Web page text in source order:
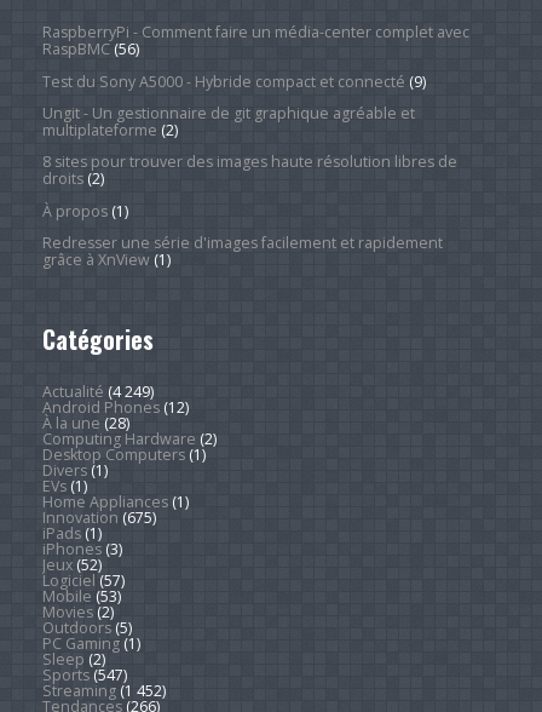
RaspberryPi - Comment faire un média-center complet avec
RaspBMC(56)
Test du Sony A5000 - Hybride compact et connecté (9)
Ungit - Un gestionnaire de git graphique agréable et
multiplateforme (2)
8 sites pour trouver des images haute résolution libres de
droits(2)
À propos(1)
Redresser une série d'images facilement et rapidement
grâce à XnView(1)
Catégories
Actualité (4 249)
Android Phones(12)
À la une (28)
Computing Hardware (2)
Desktop Computers(1)
Divers(1)
EVs(1)
Home Appliances(1)
Innovation (675)
iPads(1)
iPhones(3)
Jeux(52)
Logiciel (57)
Mobile (53)
Movies(2)
Outdoors(5)
PC Gaming(1)
Sleep (2)
Sports(547)
Streaming(1 452)
Tendances(266)